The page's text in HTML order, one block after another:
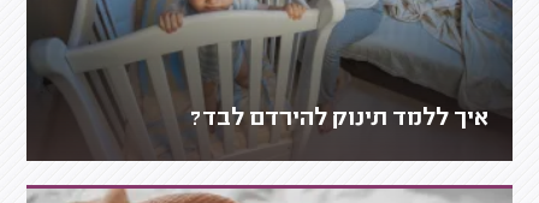
איך ללמד תינוק להירדם לבד?